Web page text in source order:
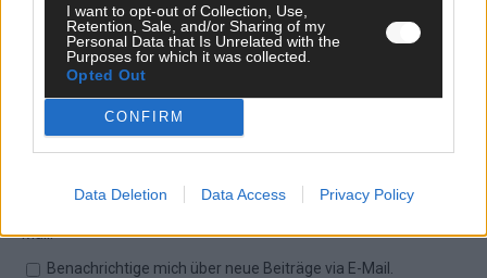
I want to opt-out of Collection, Use,
Retention, Sale, and/or Sharing of my
Personal Data that Is Unrelated with the
Purposes for which it was collected.
Opted Out
CONFIRM
Data Deletion Data Access Privacy Policy
Vor- und Nachname
Mail.
Benachrichtige mich über neue Beiträge via E-Mail.